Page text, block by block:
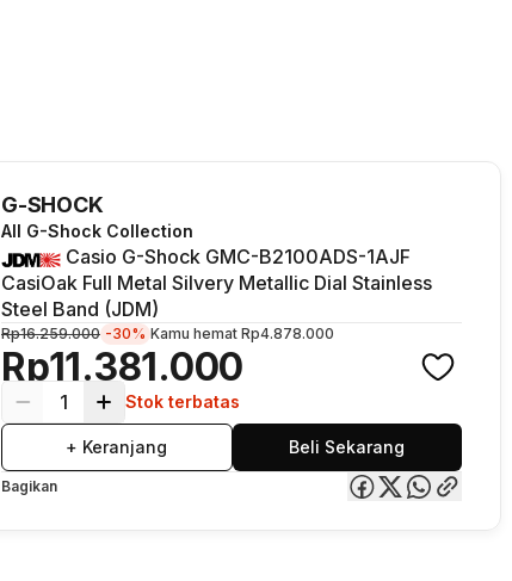
G-SHOCK
All G-Shock Collection
Casio G-Shock GMC-B2100ADS-1AJF
CasiOak Full Metal Silvery Metallic Dial Stainless
Steel Band (JDM)
Rp11.381.000
Rp16.259.000 -30% Kamu hemat Rp4.878.000
1 Stok terbatas
+ Keranjang Beli Sekarang
Bagikan